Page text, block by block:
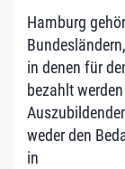
Hamburg
Bundesländern,
in denen für
bezahlt
weder den
in